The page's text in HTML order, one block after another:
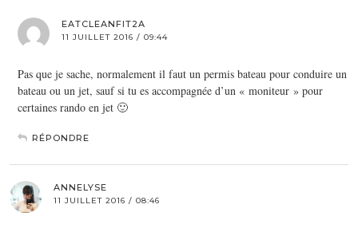
EATCLEANFIT2A
11 JUILLET 2016 / 09:44
Pas que je sache, normalement il faut un permis bateau pour conduire un
bateau ou un jet, sauf si tu es accompagnée d’un « moniteur » pour
certaines rando en jet 🙂
RÉPONDRE
ANNELYSE
11 JUILLET 2016 / 08:46